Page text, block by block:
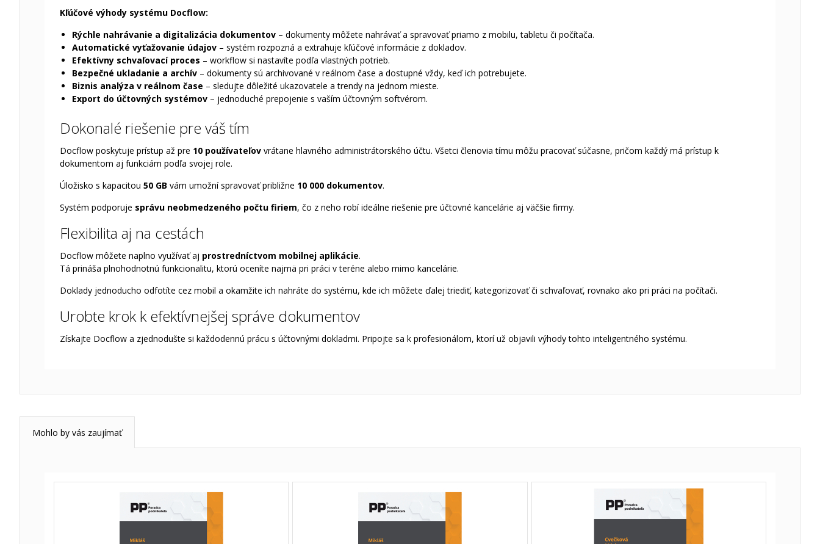
Kľúčové výhody systému Docflow:
Rýchle nahrávanie a digitalizácia dokumentov – dokumenty môžete nahrávať a spravovať priamo z mobilu, tabletu či počítača.
Automatické vyťažovanie údajov – systém rozpozná a extrahuje kľúčové informácie z dokladov.
Efektívny schvaľovací proces – workflow si nastavíte podľa vlastných potrieb.
Bezpečné ukladanie a archív – dokumenty sú archivované v reálnom čase a dostupné vždy, keď ich potrebujete.
Biznis analýza v reálnom čase – sledujte dôležité ukazovatele a trendy na jednom mieste.
Export do účtovných systémov – jednoduché prepojenie s vaším účtovným softvérom.
Dokonalé riešenie pre váš tím
Docflow poskytuje prístup až pre 10 používateľov vrátane hlavného administrátorského účtu. Všetci členovia tímu môžu pracovať súčasne, pričom každý má prístup k
dokumentom aj funkciám podľa svojej role.
Úložisko s kapacitou 50 GB vám umožní spravovať približne 10 000 dokumentov.
Systém podporuje správu neobmedzeného počtu firiem, čo z neho robí ideálne riešenie pre účtovné kancelárie aj väčšie firmy.
Flexibilita aj na cestách
Docflow môžete naplno využívať aj prostredníctvom mobilnej aplikácie.
Tá prináša plnohodnotnú funkcionalitu, ktorú oceníte najmä pri práci v teréne alebo mimo kancelárie.
Doklady jednoducho odfotíte cez mobil a okamžite ich nahráte do systému, kde ich môžete ďalej triediť, kategorizovať či schvaľovať, rovnako ako pri práci na počítači.
Urobte krok k efektívnejšej správe dokumentov
Získajte Docflow a zjednodušte si každodennú prácu s účtovnými dokladmi. Pripojte sa k profesionálom, ktorí už objavili výhody tohto inteligentného systému.
Mohlo by vás zaujímať